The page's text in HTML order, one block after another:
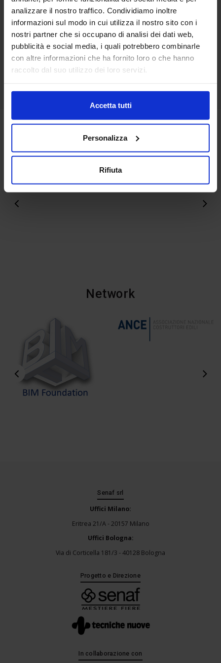
analizzare il nostro traffico. Condividiamo inoltre
informazioni sul modo in cui utilizza il nostro sito con i
nostri partner che si occupano di analisi dei dati web,
pubblicità e social media, i quali potrebbero combinarle
con altre informazioni che ha fornito loro o che hanno
raccolto dal suo utilizzo dei loro servizi.
Accetta tutti
Personalizza
Rifiuta
Novità di prodotto: KNIPEX
Twistor16
ripresa
personalizzati ad elevato
Media Partner
Network
Senaf srl
Uffici Milano:
Eritrea 21/A - 20157 Milano
Uffici Bologna:
Via di Corticella 181/3 - 40128 Bologna
Progetto e Direzione
In collaborazione con